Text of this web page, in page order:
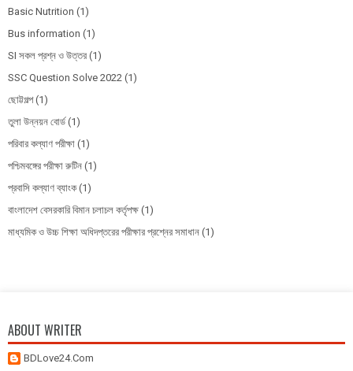
Basic Nutrition (1)
Bus information (1)
SI সকল প্রশ্ন ও উত্তর (1)
SSC Question Solve 2022 (1)
ছোট্টগল্প (1)
তুলা উন্নয়ন বোর্ড (1)
পরিবার কল্যাণ পরীক্ষা (1)
পশ্চিমবঙ্গের পরীক্ষা রুটিন (1)
প্রবাসি কল্যাণ ব্যাংক (1)
বাংলাদেশ বেসরকারি বিমান চলাচল কর্তৃপক্ষ (1)
মাধ্যমিক ও উচ্চ শিক্ষা অধিদপ্তরের পরীক্ষার প্রশ্নের সমাধান (1)
ABOUT WRITER
BDLove24.Com